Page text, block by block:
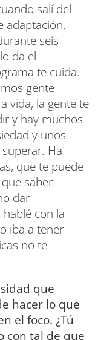
salí del
adaptación.
seis
da el
te cuida.
gente
vida, la gente te
y hay muchos
y unos
Ha
que te puede
saber
dar
con la
iba a tener
no te
que
hacer lo que
el foco. ¿Tú
con tal de que